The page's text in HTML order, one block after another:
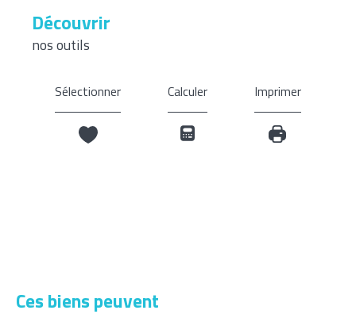
découvrir
nos outils
Sélectionner Calculer Imprimer
Ces biens peuvent